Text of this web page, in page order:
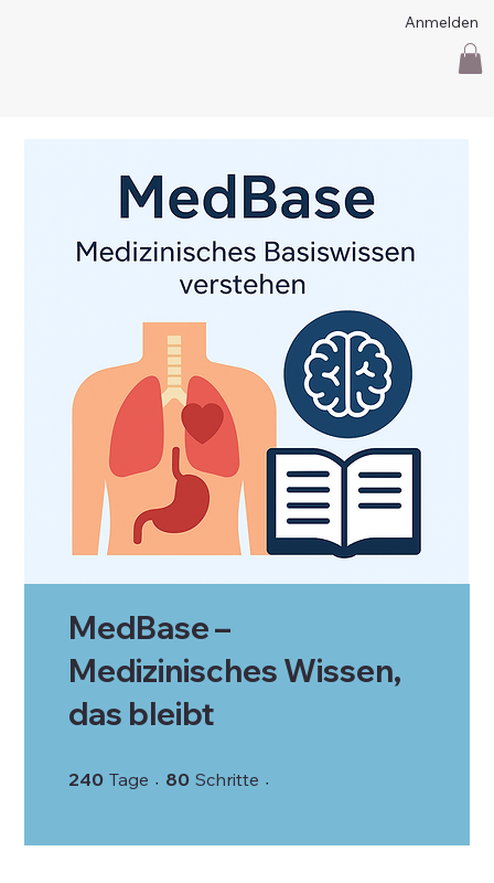
Anmelden
MedBase –
Medizinisches Wissen,
das bleibt
240 Tage 80 Schritte